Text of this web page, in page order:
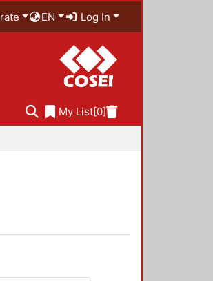
EN Log In
My List[0]